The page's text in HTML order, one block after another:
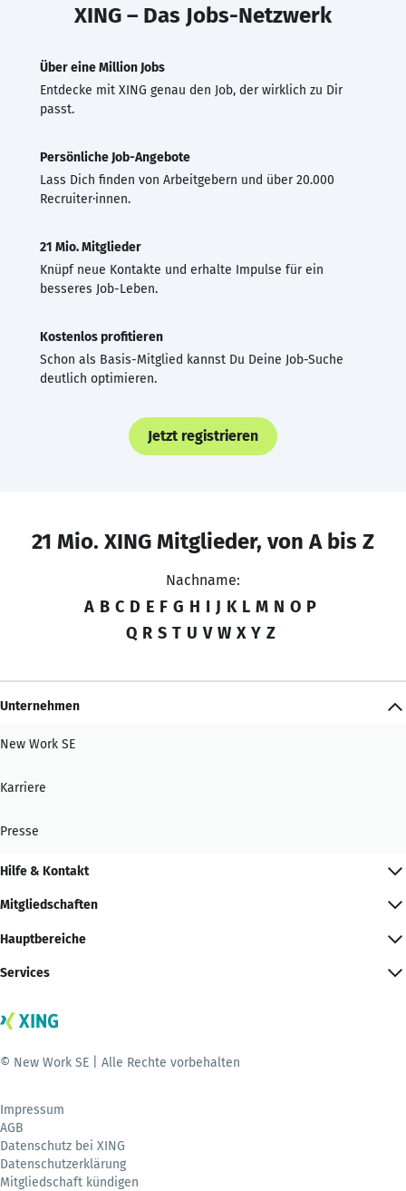
XING – Das Jobs-Netzwerk
Über eine Million Jobs
Entdecke mit XING genau den Job, der wirklich zu Dir
passt.
Persönliche Job-Angebote
Lass Dich finden von Arbeitgebern und über 20.000
Recruiter·innen.
21 Mio. Mitglieder
Knüpf neue Kontakte und erhalte Impulse für ein
besseres Job-Leben.
Kostenlos profitieren
Schon als Basis-Mitglied kannst Du Deine Job-Suche
deutlich optimieren.
Jetzt registrieren
21 Mio. XING Mitglieder, von A bis Z
Nachname:
A B C D E F G H I J K L M N O P
Q R S T U V W X Y Z
Unternehmen
New Work SE
Karriere
Presse
Hilfe & Kontakt
Mitgliedschaften
Hauptbereiche
Services
© New Work SE | Alle Rechte vorbehalten
Impressum
AGB
Datenschutz bei XING
Datenschutzerklärung
Mitgliedschaft kündigen